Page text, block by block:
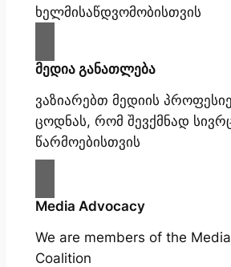
ხელმისაწდვომობისთვის
მედია განათლება
ვაზიარებთ მედიის
ცოდნას, რომ შევქმნად
წარმოებისთვის
Media Advocacy
We are members of the
Coalition